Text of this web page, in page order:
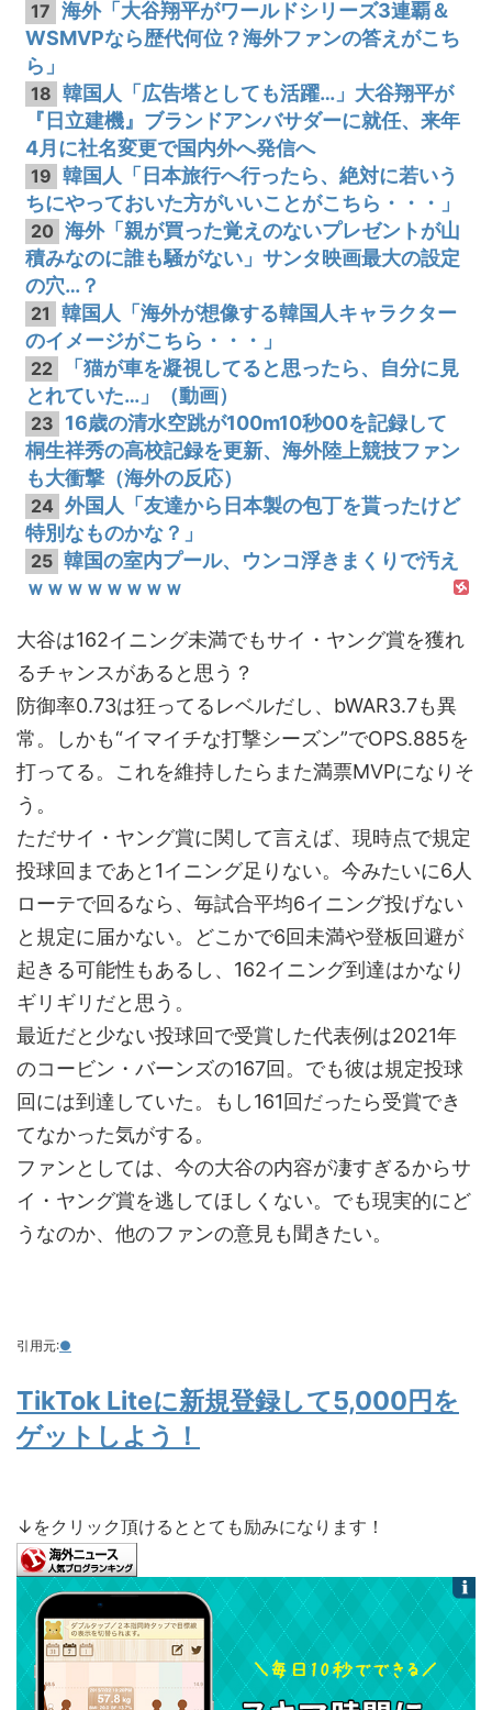
17 海外「大谷翔平がワールドシリーズ3連覇＆
WSMVPなら歴代何位？海外ファンの答えがこち
ら」
18 韓国人「広告塔としても活躍…」大谷翔平が
『日立建機』ブランドアンバサダーに就任、来年
4月に社名変更で国内外へ発信へ
19 韓国人「日本旅行へ行ったら、絶対に若いう
ちにやっておいた方がいいことがこちら・・・」
20 海外「親が買った覚えのないプレゼントが山
積みなのに誰も騒がない」サンタ映画最大の設定
の穴…？
21
韓国人「海外が想像する韓国人キャラクター
のイメージがこちら・・・」
22
「猫が車を凝視してると思ったら、自分に見
とれていた…」（動画）
23 16歳の清水空跳が100m10秒00を記録して
桐生祥秀の高校記録を更新、海外陸上競技ファン
も大衝撃（海外の反応）
24 外国人「友達から日本製の包丁を貰ったけど
特別なものかな？」
25 韓国の室内プール、ウンコ浮きまくりで汚え
ｗｗｗｗｗｗｗｗ
大谷は162イニング未満でもサイ・ヤング賞を獲れ
るチャンスがあると思う？
防御率0.73は狂ってるレベルだし、bWAR3.7も異
常。しかも“イマイチな打撃シーズン”でOPS.885を
打ってる。これを維持したらまた満票MVPになりそ
う。
ただサイ・ヤング賞に関して言えば、現時点で規定
投球回まであと1イニング足りない。今みたいに6人
ローテで回るなら、毎試合平均6イニング投げない
と規定に届かない。どこかで6回未満や登板回避が
起きる可能性もあるし、162イニング到達はかなり
ギリギリだと思う。
最近だと少ない投球回で受賞した代表例は2021年
のコービン・バーンズの167回。でも彼は規定投球
回には到達していた。もし161回だったら受賞でき
てなかった気がする。
ファンとしては、今の大谷の内容が凄すぎるからサ
イ・ヤング賞を逃してほしくない。でも現実的にど
うなのか、他のファンの意見も聞きたい。
引用元:●
TikTok Liteに新規登録して5,000円を
ゲットしよう！
↓をクリック頂けるととても励みになります！